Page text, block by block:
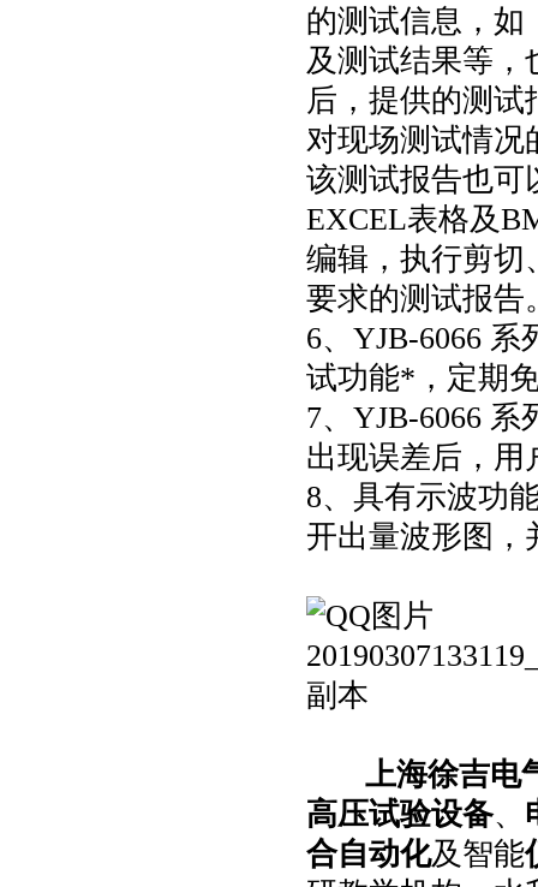
的测试信息，如
及测试结果等，
后，提供的测
对现场测试情况
该测试报告也可
EXCEL表格及
编辑，执行剪切
要求的测试报告
6、YJB-6066
试功能*，定期
7、YJB-6066
出现误差后，用
8、具有示波功
开出量波形图，
上海徐吉电
高压试验设备、
合自动化及智能